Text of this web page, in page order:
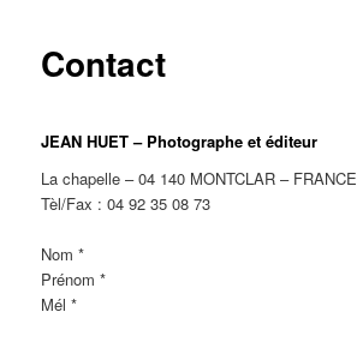
Contact
JEAN HUET – Photographe et éditeur
La chapelle – 04 140 MONTCLAR – FRANCE
Tèl/Fax : 04 92 35 08 73
Nom *
Prénom *
Mél *